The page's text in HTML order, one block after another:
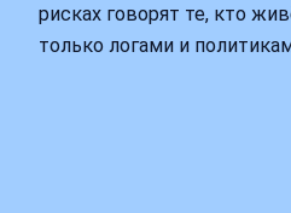
рисках говорят те, кто
только логами и